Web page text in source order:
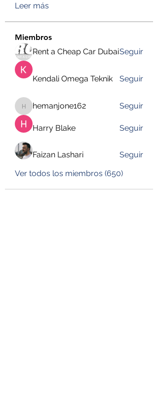
Leer más
Miembros
Rent a Cheap Car DubaiSeguir
Kendali Omega Teknik Seguir
hemanjone162
hemanjone162 Seguir
Harry Blake Seguir
Faizan Lashari
Seguir
Ver todos los miembros (650)